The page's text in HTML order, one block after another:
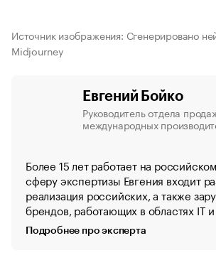
Источник изображения: Сгенерировано
Midjourney
Евгений Бойко
Руководитель отдела
международных
Более 15 лет работает на
сферу экспертизы Евгения входит
реализация российских, а также
брендов, работающих в областях IT
Подробнее про эксперта